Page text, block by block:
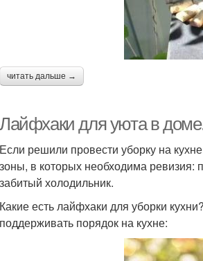
читать дальше →
Лайфхаки для уюта в
Если решили провести уборку на
зоны, в которых необходима
забитый холодильник.
Какие есть лайфхаки для уборки
поддерживать порядок на кухне: